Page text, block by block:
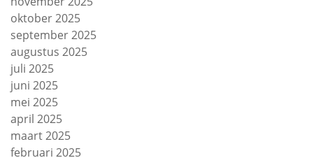
oktober 2025
september 2025
augustus 2025
juli 2025
juni 2025
mei 2025
april 2025
maart 2025
februari 2025